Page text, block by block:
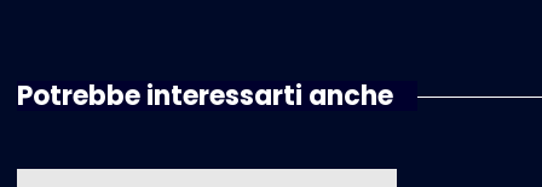
Potrebbe interessarti anche